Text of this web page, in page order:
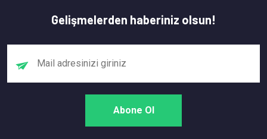
Gelişmelerden haberiniz olsun!